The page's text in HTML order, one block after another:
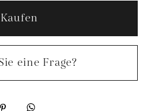
Kaufen
eine Frage?